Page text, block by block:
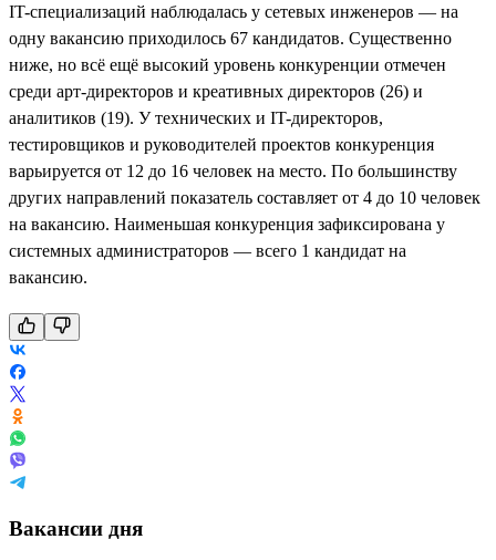
IT-специализаций наблюдалась у сетевых инженеров — на
одну вакансию приходилось 67 кандидатов. Существенно
ниже, но всё ещё высокий уровень конкуренции отмечен
среди арт-директоров и креативных директоров (26) и
аналитиков (19). У технических и IT-директоров,
тестировщиков и руководителей проектов конкуренция
варьируется от 12 до 16 человек на место. По большинству
других направлений показатель составляет от 4 до 10 человек
на вакансию. Наименьшая конкуренция зафиксирована у
системных администраторов — всего 1 кандидат на
вакансию.
Вакансии дня